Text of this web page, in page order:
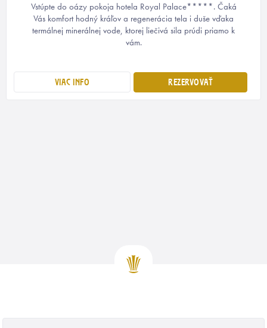
Vstúpte do oázy pokoja hotela Royal Palace*****. Čaká
Vás komfort hodný kráľov a regenerácia tela i duše vďaka
termálnej minerálnej vode, ktorej liečivá sila prúdi priamo k
vám.
VIAC INFO REZERVOVAŤ